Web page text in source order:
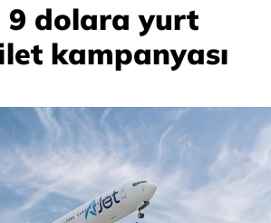
9 dolara yurt
kampanyası